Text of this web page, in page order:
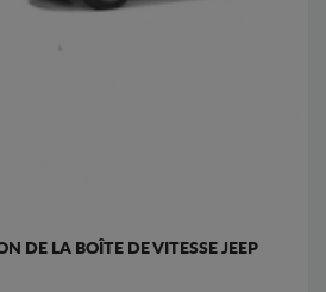
DE LA BOÎTE DE VITESSE JEEP